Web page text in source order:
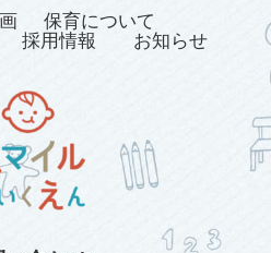
保育について
採用情報 お知らせ